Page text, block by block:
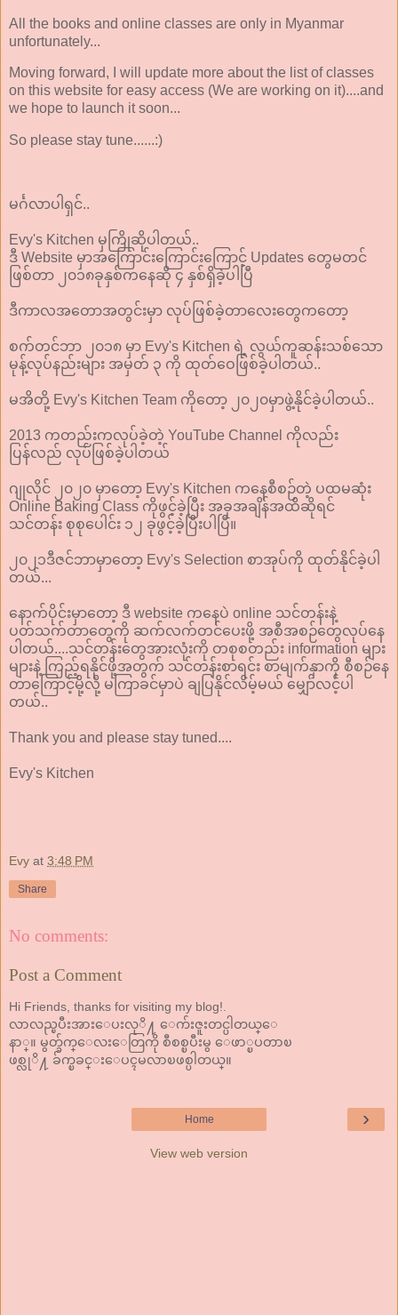
All the books and online classes are only in Myanmar
unfortunately...
Moving forward, I will update more about the list of classes
on this website for easy access (We are working on it)....and
we hope to launch it soon...
So please stay tune......:)
မင်္ဂလာပါရှင်..
Evy's Kitchen မှကြိုဆိုပါတယ်..
ဒီ Website မှာအကြောင်းကြောင်းကြောင့် Updates တွေမတင်
ဖြစ်တာ ၂၀၁၈ခုနှစ်ကနေဆို ၄ နှစ်ရှိခဲ့ပါပြီ
ဒီကာလအတောအတွင်းမှာ လုပ်ဖြစ်ခဲ့တာလေးတွေကတော့
စက်တင်ဘာ ၂၀၁၈ မှာ Evy's Kitchen ရဲ့ လွယ်ကူဆန်းသစ်သော
မုန့်လုပ်နည်းများ အမှတ် ၃ ကို ထုတ်ဝေဖြစ်ခဲ့ပါတယ်..
မအိတို့ Evy's Kitchen Team ကိုတော့ ၂၀၂၀မှာဖွဲ့နိုင်ခဲ့ပါတယ်..
2013 ကတည်းကလုပ်ခဲ့တဲ့ YouTube Channel ကိုလည်း
ပြန်လည် လုပ်ဖြစ်ခဲ့ပါတယ်
ဂျုလိုင် ၂၀၂၀ မှာတော့ Evy's Kitchen ကနေစီစဉ်တဲ့ ပထမဆုံး
Online Baking Class ကိုဖွင့်ခဲ့ပြီး အခုအချိန်အထိဆိုရင်
သင်တန်း စုစုပေါင်း ၁၂ ခုဖွင့်ခဲ့ပြီးပါပြီ။
၂၀၂၁ဒီဇင်ဘာမှာတော့ Evy's Selection စာအုပ်ကို ထုတ်နိုင်ခဲ့ပါ
တယ်...
နောက်ပိုင်းမှာတော့ ဒီ website ကနေပဲ online သင်တန်းနဲ့
ပတ်သက်တာတွေကို ဆက်လက်တင်ပေးဖို့ အစီအစဉ်တွေလုပ်နေ
ပါတယ်....သင်တန်းတွေအားလုံးကို တစုစတည်း information များ
များနဲ့ ကြည့်ရနိုင်ဖို့အတွက် သင်တန်းစာရင်း စာမျက်နှာကို စီစဉ်နေ
တာကြောင့်မို့လို့ မကြာခင်မှာပဲ ချပြနိုင်လိမ့်မယ် မျှော်လင့်ပါ
တယ်..
Thank you and please stay tuned....
Evy's Kitchen
Evy at 3:48 PM
Share
No comments:
Post a Comment
Hi Friends, thanks for visiting my blog!.
လာလည္ၿပီးအားေပးလုိ႔ ေက်းဇူးတင္ပါတယ္ေ
နာ္။ မွတ္ခ်က္ေလးေတြကို စီစစ္ၿပီးမွ ေဖာ္ၿပတာၿ
ဖစ္လုိ႔ ခ်က္ၿခင္းေပၚမလာၿဖစ္ပါတယ္။
›
Home
View web version